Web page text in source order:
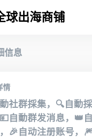
球出海商铺
信息
情
社群採集， 🔍自動
💴自動群发消息， 👑
🎉 自动注册账号，